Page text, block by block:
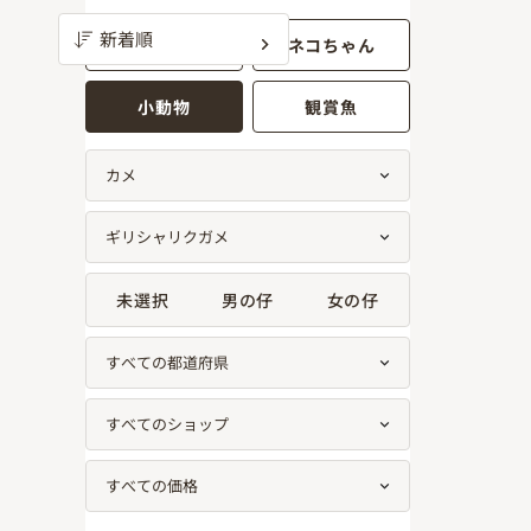
ワンちゃん ネコちゃん
小動物 観賞魚
未選択 男の仔 女の仔